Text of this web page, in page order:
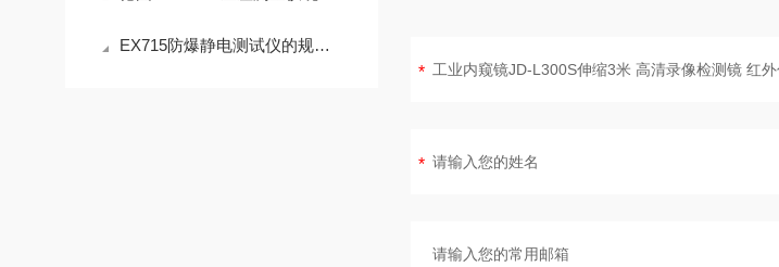
EX715防爆静电测试仪的规范定期维护保养方法分享